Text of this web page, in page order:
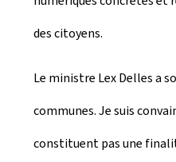
des citoyens.
Le ministre Lex Delles a
communes. Je suis
constituent pas une